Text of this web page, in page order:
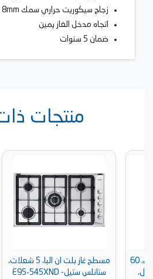
زجاج سيكوريت حراري سمك 8mm
اتجاه مدخل الغاز يمين
ضمان 5 سنوات
منتجات
مسطح غاز بلت ان البا، 5 شعلات،
ستانلس ستيل- E95‐545XND